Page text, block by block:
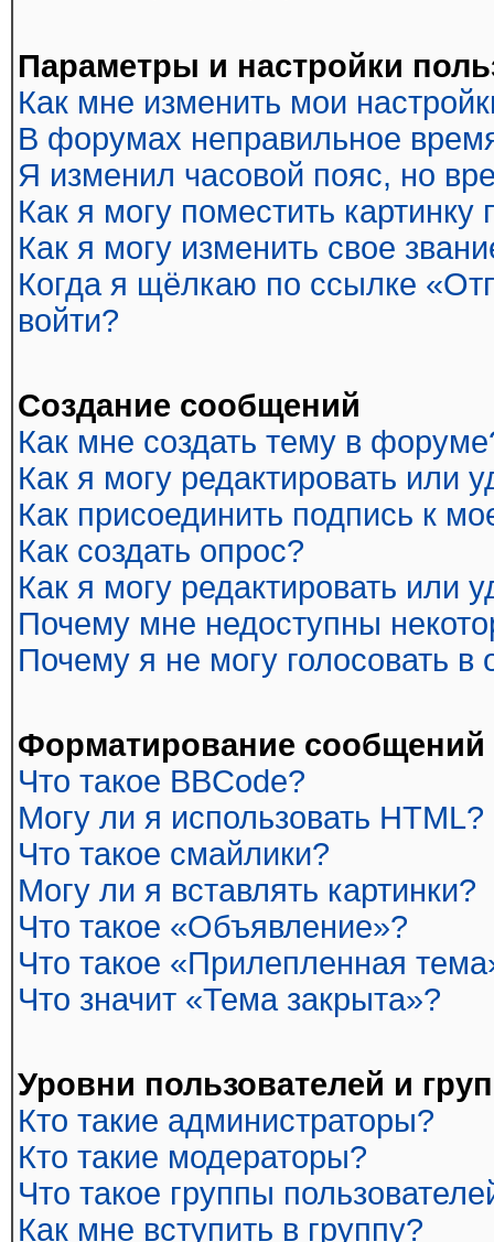
Параметры и настройки
Как мне изменить мои
В форумах неправильное
Я изменил часовой пояс, но
Как я могу поместить
Как я могу изменить свое
Когда я щёлкаю по ссылке
войти?
Создание сообщений
Как мне создать тему в
Как я могу редактировать или
Как присоединить подпись к
Как создать опрос?
Как я могу редактировать или
Почему мне недоступны
Почему я не могу голосовать в
Форматирование
Что такое BBCode?
Могу ли я использовать HTML?
Что такое смайлики?
Могу ли я вставлять картинки?
Что такое «Объявление»?
Что такое «Прилепленная
Что значит «Тема закрыта»?
Уровни пользователей и
Кто такие администраторы?
Кто такие модераторы?
Что такое группы
Как мне вступить в группу?